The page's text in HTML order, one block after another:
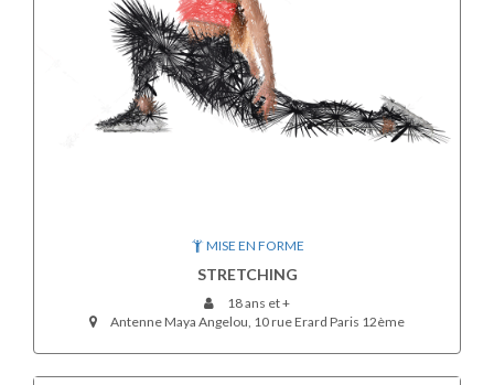
MISE EN FORME
STRETCHING
18 ans et +
Antenne Maya Angelou, 10 rue Erard Paris 12ème